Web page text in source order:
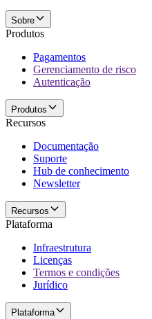
Sobre
Produtos
Pagamentos
Gerenciamento de risco
Autenticação
Produtos
Recursos
Documentação
Suporte
Hub de conhecimento
Newsletter
Recursos
Plataforma
Infraestrutura
Licenças
Termos e condições
Jurídico
Plataforma